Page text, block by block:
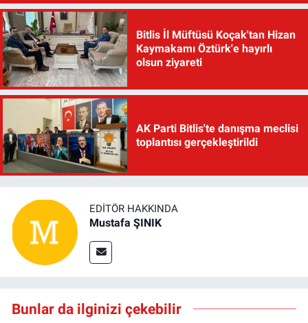
Bitlis İl Müftüsü Koçak'tan Hizan
Kaymakamı Öztürk'e hayırlı
olsun ziyareti
AK Parti Bitlis'te danışma meclisi
toplantısı gerçekleştirildi
EDITÖR HAKKINDA
Mustafa ŞINIK
Bunlar da ilginizi çekebilir